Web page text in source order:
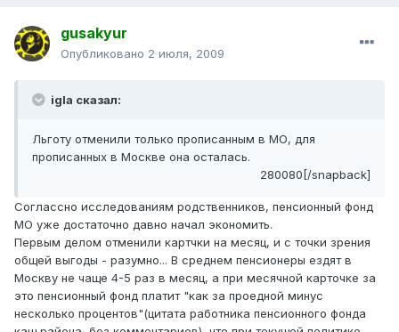
gusakyur
Опубликовано 2 июля, 2009
igla сказал:
Льготу отменили только прописанным в МО, для
прописанных в Москве она осталась.
280080[/snapback]
Соглассно исследованиям родственников, пенсионный фонд
МО уже достаточно давно начал экономить.
Первым делом отменили картчки на месяц, и с точки зрения
общей выгоды - разумно... В среднем пенсионеры ездят в
Москву не чаще 4-5 раз в месяц, а при месячной карточке за
это пенсионный фонд платит "как за проедной минус
несколько процентов"(цитата работника пенсионного фонда